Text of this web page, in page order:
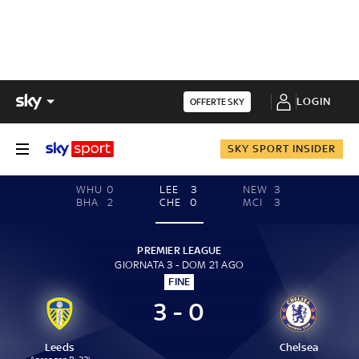
OFFERTE SKY LOGIN
SKY SPORT INSIDER
WHU 0
BHA
2
LEE
3
CHE
0
NEW 3
MCI
3
PREMIER LEAGUE
GIORNATA 3 - DOM 21 AGO
FINE
Leeds
3 - 0
Chelsea